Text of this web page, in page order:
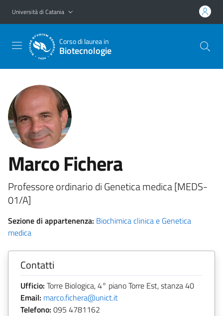
Vai al contenuto principale
Vai al menu di navigazione
Università di Catania
Corso di laurea in
Biotecnologie
Marco Fichera
Professore ordinario di Genetica medica [MEDS-
01/A]
Sezione di appartenenza: Biochimica clinica e Genetica
medica
Contatti
Ufficio: Torre Biologica, 4° piano Torre Est, stanza 40
Email: marco.fichera@unict.it
Telefono: 095 4781162